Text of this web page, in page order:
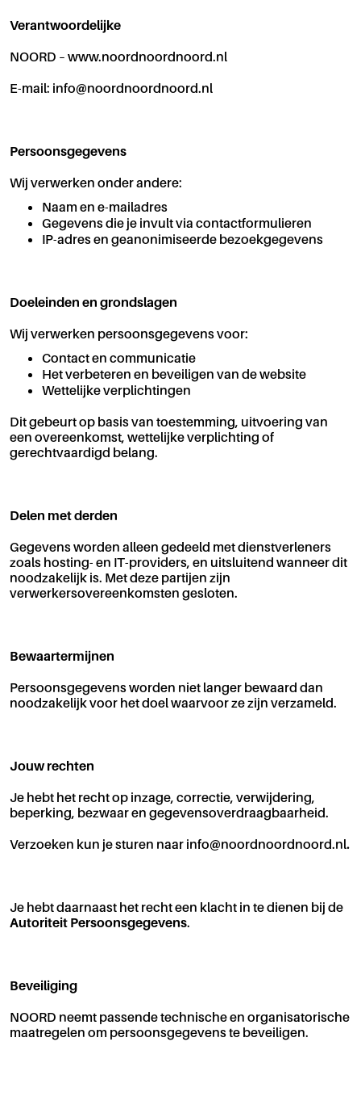
Verantwoordelijke
NOORD – www.noordnoordnoord.nl
E-mail: info@noordnoordnoord.nl
Persoonsgegevens
Wij verwerken onder andere:
Naam en e-mailadres
Gegevens die je invult via contactformulieren
IP-adres en geanonimiseerde bezoekgegevens
Doeleinden en grondslagen
Wij verwerken persoonsgegevens voor:
Contact en communicatie
Het verbeteren en beveiligen van de website
Wettelijke verplichtingen
Dit gebeurt op basis van toestemming, uitvoering van
een overeenkomst, wettelijke verplichting of
gerechtvaardigd belang.
Delen met derden
Gegevens worden alleen gedeeld met dienstverleners
zoals hosting- en IT-providers, en uitsluitend wanneer dit
noodzakelijk is. Met deze partijen zijn
verwerkersovereenkomsten gesloten.
Bewaartermijnen
Persoonsgegevens worden niet langer bewaard dan
noodzakelijk voor het doel waarvoor ze zijn verzameld.
Jouw rechten
Je hebt het recht op inzage, correctie, verwijdering,
beperking, bezwaar en gegevensoverdraagbaarheid.
Verzoeken kun je sturen naar info@noordnoordnoord.nl.
Je hebt daarnaast het recht een klacht in te dienen bij de
Autoriteit Persoonsgegevens.
Beveiliging
NOORD neemt passende technische en organisatorische
maatregelen om persoonsgegevens te beveiligen.